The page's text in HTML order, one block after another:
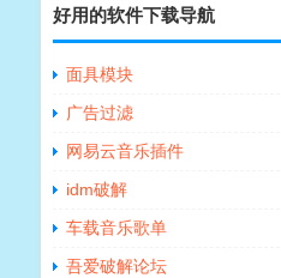
好用的软件下载导航
面具模块
广告过滤
网易云音乐插件
idm破解
车载音乐歌单
吾爱破解论坛